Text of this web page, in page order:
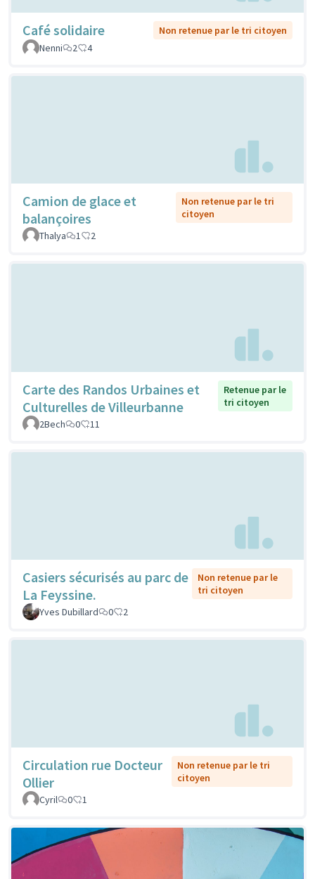
Café solidaire
Non retenue par le tri citoyen
Nenni
2 4
Camion de glace et
balançoires
Non retenue par le tri
citoyen
Thalya
1 2
Carte des Randos Urbaines et
Culturelles de Villeurbanne
Retenue par le
tri citoyen
2Bech
0 11
Casiers sécurisés au parc de
La Feyssine.
Non retenue par le
tri citoyen
Yves Dubillard
0 2
Circulation rue Docteur
Ollier
Non retenue par le tri
citoyen
Cyril
0 1